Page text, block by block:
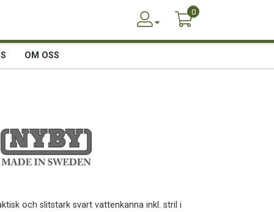
0
OM OSS
och slitstark svart vattenkanna inkl. stril i